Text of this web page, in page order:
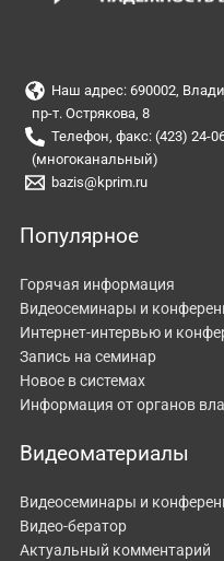
Наш адрес: 690002,
пр-т. Острякова, 8
Телефон, факс: (423) 24-
(многоканальный)
bazis@kprim.ru
Популярное
Горячая информация
Видеосеминары и
Интернет-интервью и
Запись на семинар
Новое в системах
Информация от органов
Видеоматериалы
Видеосеминары и
Видео-бератор
Актуальный комментарий